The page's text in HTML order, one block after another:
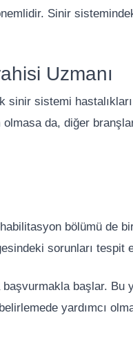
Sinir
Uzmanı
sistemi
da, diğer
bölümü de
sorunları tespit
başlar. Bu
yardımcı